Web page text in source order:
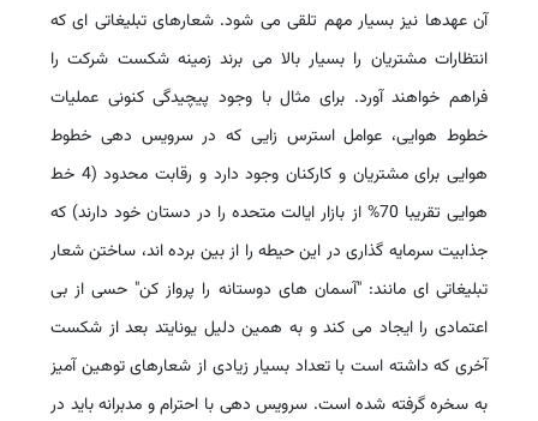
آن عهدها نیز بسیار مهم تلقی می شود. شعارهای تبلیغاتی ای که
انتظارات مشتریان را بسیار بالا می برند زمینه شکست شرکت را
فراهم خواهند آورد. برای مثال با وجود پیچیدگی کنونی عملیات
خطوط هوایی، عوامل استرس زایی که در سرویس دهی خطوط
هوایی برای مشتریان و کارکنان وجود دارد و رقابت محدود (4 خط
هوایی تقریبا 70% از بازار ایالت متحده را در دستان خود دارند) که
جذابیت سرمایه گذاری در این حیطه را از بین برده اند، ساختن شعار
تبلیغاتی ای مانند: "آسمان های دوستانه را پرواز کن" حسی از بی
اعتمادی را ایجاد می کند و به همین دلیل یونایتد بعد از شکست
آخری که داشته است با تعداد بسیار زیادی از شعارهای توهین آمیز
به سخره گرفته شده است. سرویس دهی با احترام و مدبرانه باید در